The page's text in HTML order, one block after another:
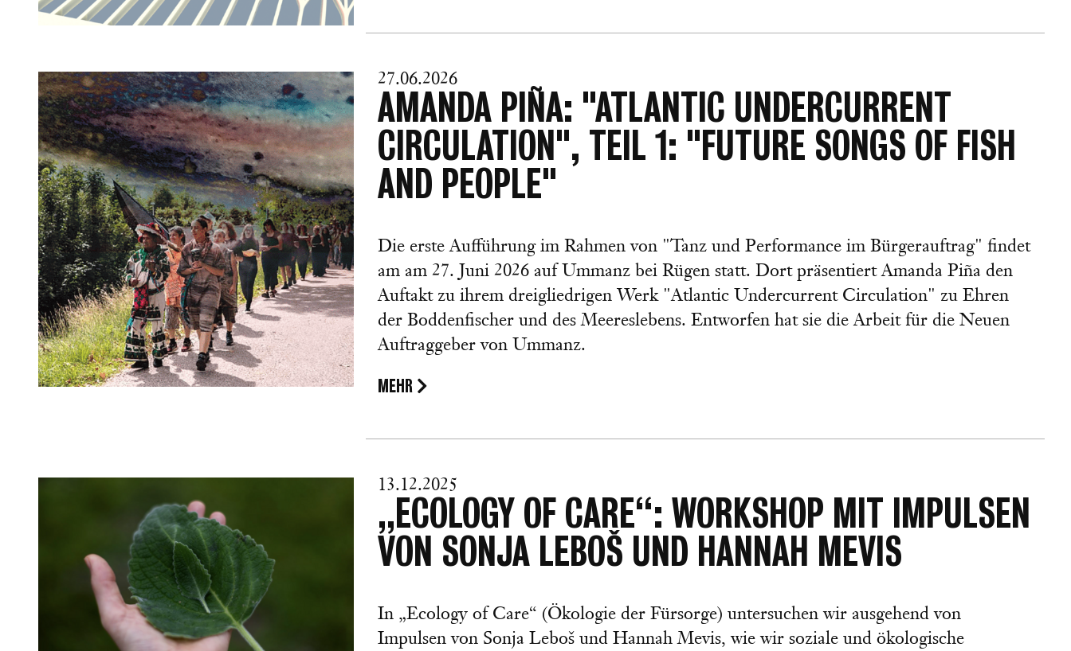
27.06.2026
AMANDA PIÑA: "ATLANTIC UNDERCURRENT
CIRCULATION", TEIL 1: "FUTURE SONGS OF FISH
AND PEOPLE"
Die erste Aufführung im Rahmen von "Tanz und Performance im Bürgerauftrag" findet
am am 27. Juni 2026 auf Ummanz bei Rügen statt. Dort präsentiert Amanda Piña den
Auftakt zu ihrem dreigliedrigen Werk "Atlantic Undercurrent Circulation" zu Ehren
der Boddenfischer und des Meereslebens. Entworfen hat sie die Arbeit für die Neuen
Auftraggeber von Ummanz.
MEHR
13.12.2025
„ECOLOGY OF CARE“: WORKSHOP MIT IMPULSEN
VON SONJA LEBOŠ UND HANNAH MEVIS
In „Ecology of Care“ (Ökologie der Fürsorge) untersuchen wir ausgehend von
Impulsen von Sonja Leboš und Hannah Mevis, wie wir soziale und ökologische